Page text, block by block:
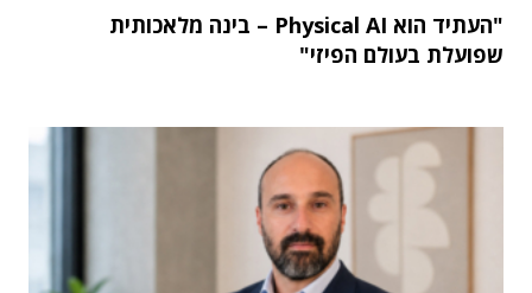
"העתיד הוא Physical AI – בינה מלאכותית
שפועלת בעולם הפיזי"